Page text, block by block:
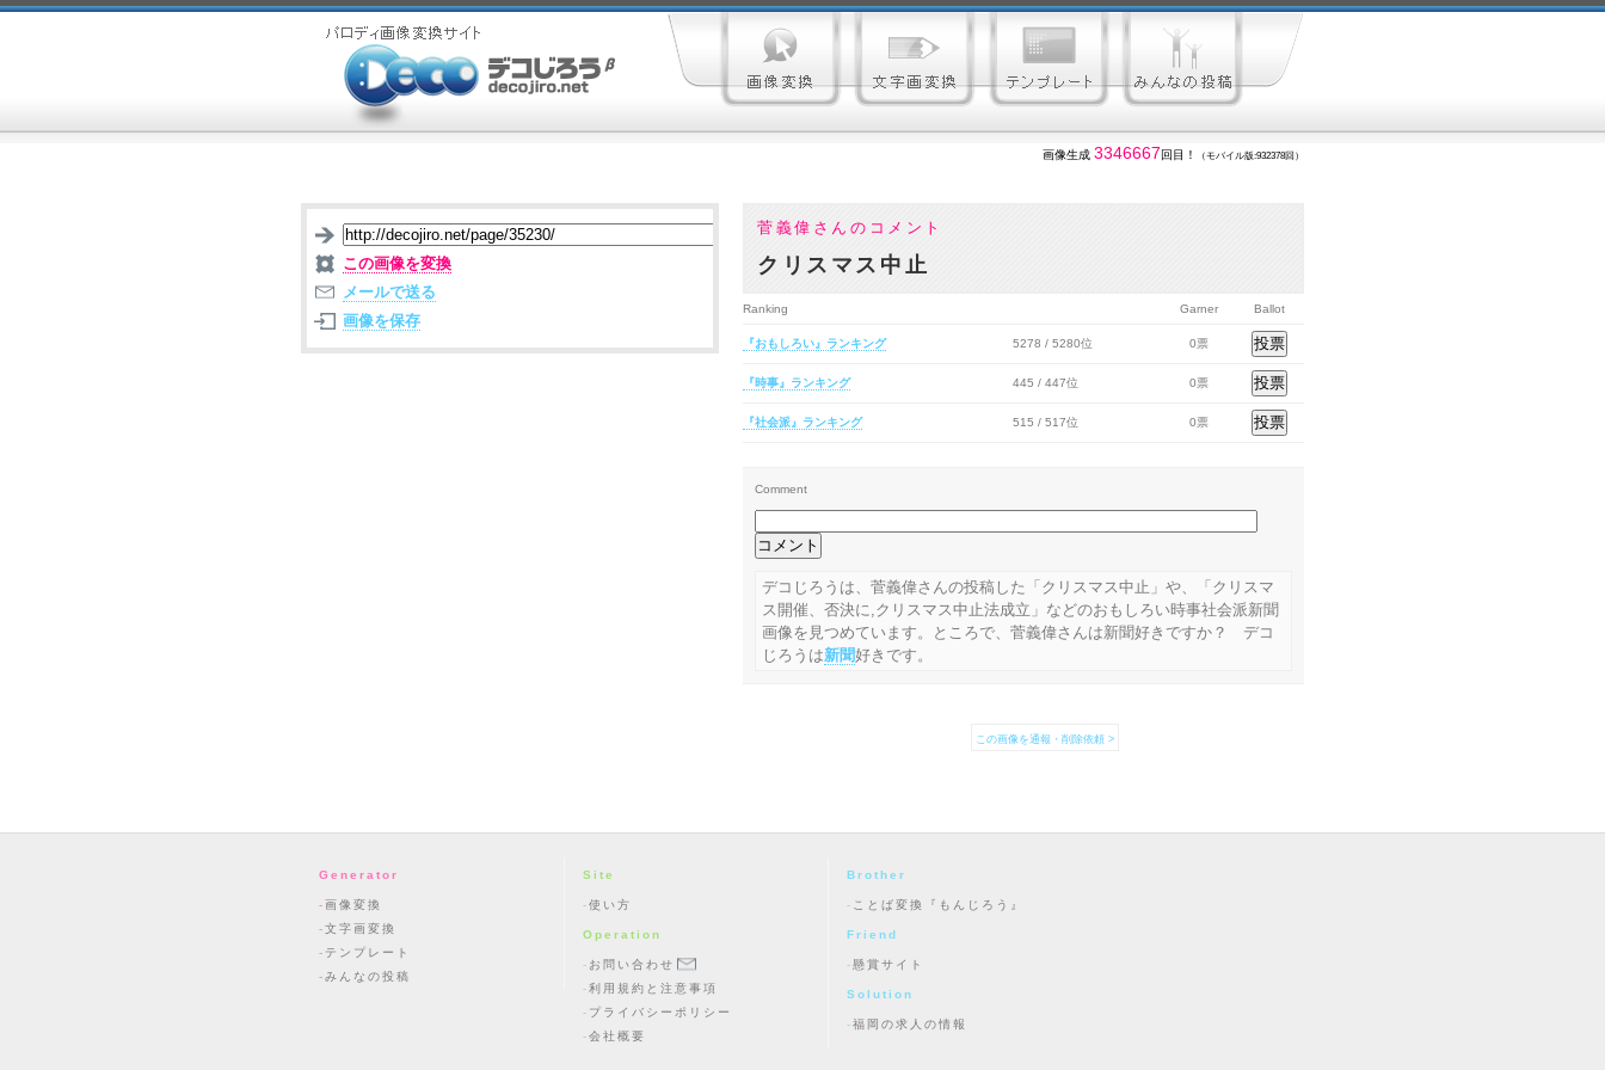
画像生成 3346667 回目！ （モバイル版:932378回）
菅義偉さんのコメント
クリスマス中止
この画像を変換
メールで送る
画像を保存
Ranking Garner Ballot
『おもしろい』ランキング 5278 / 5280位 0票
『時事』ランキング 445 / 447位 0票
『社会派』ランキング 515 / 517位 0票
Comment
デコじろうは、菅義偉さんの投稿した「クリスマス中止」や、「クリスマ
ス開催、否決に,クリスマス中止法成立」などのおもしろい時事社会派新聞
画像を見つめています。ところで、菅義偉さんは新聞好きですか？ デコ
じろうは新聞好きです。
この画像を通報・削除依頼 >
Generator
画像変換
文字画変換
テンプレート
みんなの投稿
Site
使い方
Operation
お問い合わせ
利用規約と注意事項
プライバシーポリシー
会社概要
Brother
ことば変換『もんじろう』
Friend
懸賞サイト
Solution
福岡の求人の情報